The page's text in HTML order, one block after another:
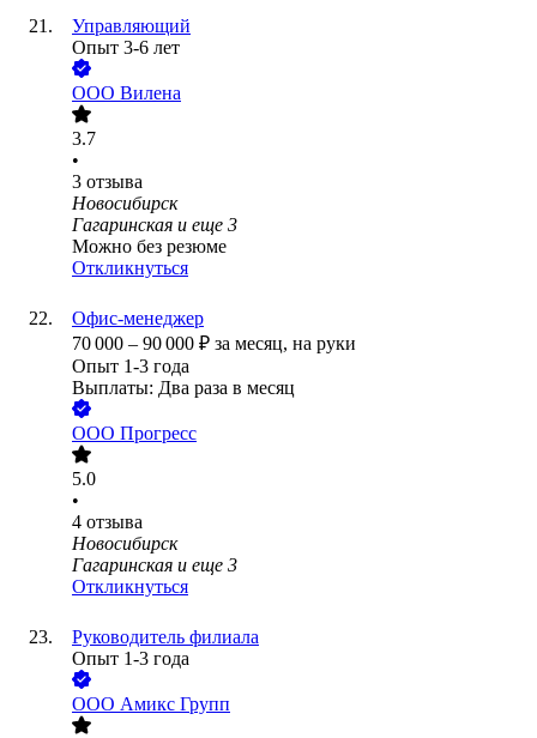
Управляющий
Опыт 3-6 лет
ООО Вилена
3.7
•
3 отзыва
Новосибирск
Гагаринская и еще 3
Можно без резюме
Откликнуться
Офис-менеджер
70 000 – 90 000 ₽ за месяц, на руки
Опыт 1-3 года
Выплаты: Два раза в месяц
ООО Прогресс
5.0
•
4 отзыва
Новосибирск
Гагаринская и еще 3
Откликнуться
Руководитель филиала
Опыт 1-3 года
ООО Амикс Групп